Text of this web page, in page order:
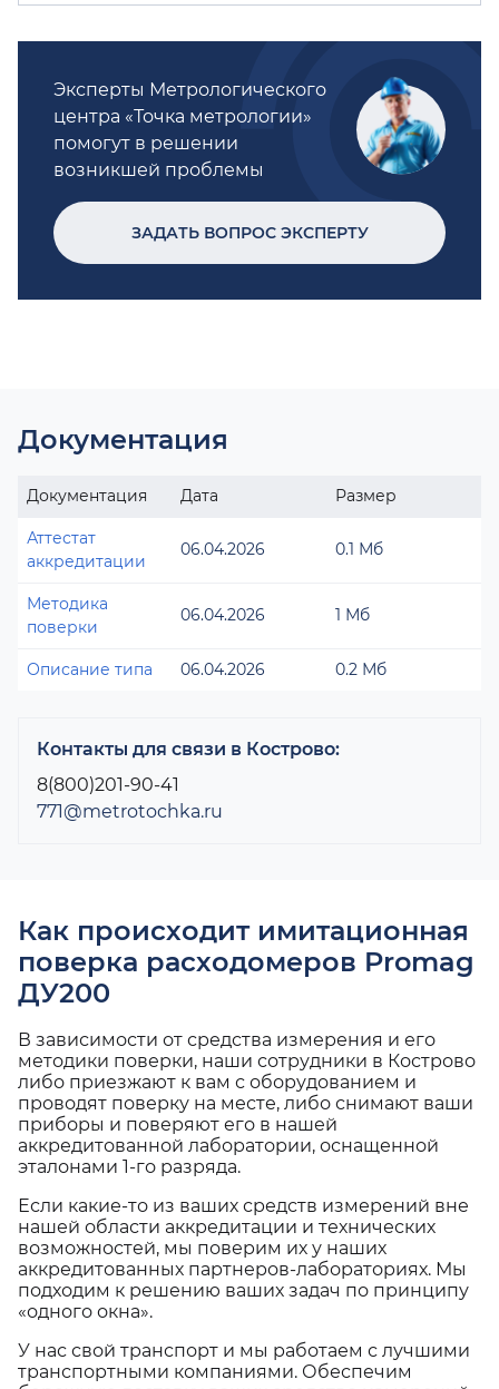
Эксперты Метрологического
центра «Точка метрологии»
помогут в решении
возникшей проблемы
ЗАДАТЬ ВОПРОС ЭКСПЕРТУ
Документация
Документация Дата Размер
Аттестат
аккредитации
06.04.2026 0.1 Мб
Методика
поверки
06.04.2026 1 Мб
Описание типа 06.04.2026 0.2 Мб
Контакты для связи в Кострово:
8(800)201-90-41
771@metrotochka.ru
Как происходит имитационная
поверка расходомеров Promag
ДУ200
В зависимости от средства измерения и его
методики поверки, наши сотрудники в Кострово
либо приезжают к вам с оборудованием и
проводят поверку на месте, либо снимают ваши
приборы и поверяют его в нашей
аккредитованной лаборатории, оснащенной
эталонами 1-го разряда.
Если какие-то из ваших средств измерений вне
нашей области аккредитации и технических
возможностей, мы поверим их у наших
аккредитованных партнеров-лабораториях. Мы
подходим к решению ваших задач по принципу
«одного окна».
У нас свой транспорт и мы работаем с лучшими
транспортными компаниями. Обеспечим